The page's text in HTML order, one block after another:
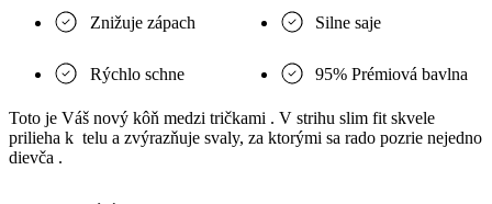
Znižuje zápach Silne saje
Rýchlo schne 95% Prémiová bavlna
Toto je Váš nový kôň medzi tričkami . V strihu slim fit skvele
prilieha k telu a zvýrazňuje svaly, za ktorými sa rado pozrie nejedno
dievča .